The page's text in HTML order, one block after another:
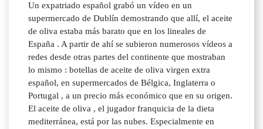
Un expatriado español grabó un vídeo en un
supermercado de Dublín demostrando que allí, el aceite
de oliva estaba más barato que en los lineales de
España . A partir de ahí se subieron numerosos vídeos a
redes desde otras partes del continente que mostraban
lo mismo : botellas de aceite de oliva virgen extra
español, en supermercados de Bélgica, Inglaterra o
Portugal , a un precio más económico que en su origen.
El aceite de oliva , el jugador franquicia de la dieta
mediterránea, está por las nubes. Especialmente en